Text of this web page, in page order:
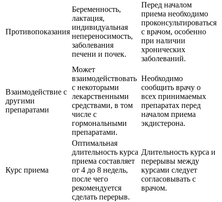
Противопоказания
Беременность,
лактация,
индивидуальная
непереносимость,
заболевания
печени и почек.
Перед началом
приема необходимо
проконсультироваться
с врачом, особенно
при наличии
хронических
заболеваний.
Взаимодействие с
другими
препаратами
Может
взаимодействовать
с некоторыми
лекарственными
средствами, в том
числе с
гормональными
препаратами.
Необходимо
сообщить врачу о
всех принимаемых
препаратах перед
началом приема
экдистерона.
Курс приема
Оптимальная
длительность курса
приема составляет
от 4 до 8 недель,
после чего
рекомендуется
сделать перерыв.
Длительность курса и
перерывы между
курсами следует
согласовывать с
врачом.